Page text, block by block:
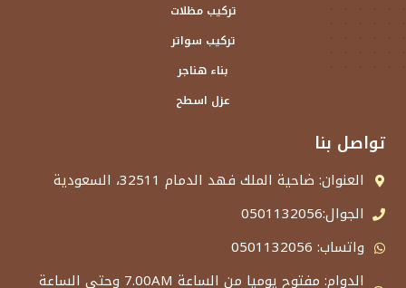
تركيب مظلات
تركيب سواتر
بناء هناجر
عزل اسطح
تواصل بنا
العنوان: ضاحية الملك فهد الدمام 32511، السعودية
الجوال:0501132056
واتساب: 0501132056
الدوام: مفتوح يوميا من الساعة 7.00AM وحتى الساعة